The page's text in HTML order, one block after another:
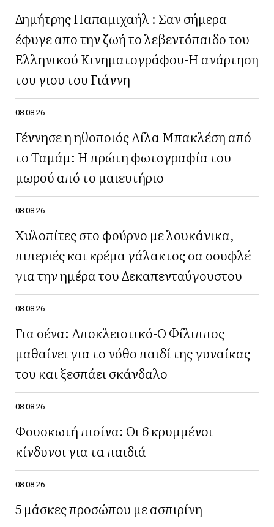
Δημήτρης Παπαμιχαήλ : Σαν σήμερα
έφυγε απο την ζωή το λεβεντόπαιδο του
Ελληνικού Κινηματογράφου-Η ανάρτηση
του γιου του Γιάννη
08.08.26
Γέννησε η ηθοποιός Λίλα Μπακλέση από
το Ταμάμ: Η πρώτη φωτογραφία του
μωρού από το μαιευτήριο
08.08.26
Χυλοπίτες στο φούρνο με λουκάνικα,
πιπεριές και κρέμα γάλακτος σα σουφλέ
για την ημέρα του Δεκαπενταύγουστου
08.08.26
Για σένα: Αποκλειστικό-Ο Φίλιππος
μαθαίνει για το νόθο παιδί της γυναίκας
του και ξεσπάει σκάνδαλο
08.08.26
Φουσκωτή πισίνα: Οι 6 κρυμμένοι
κίνδυνοι για τα παιδιά
08.08.26
5 μάσκες προσώπου με ασπιρίνη